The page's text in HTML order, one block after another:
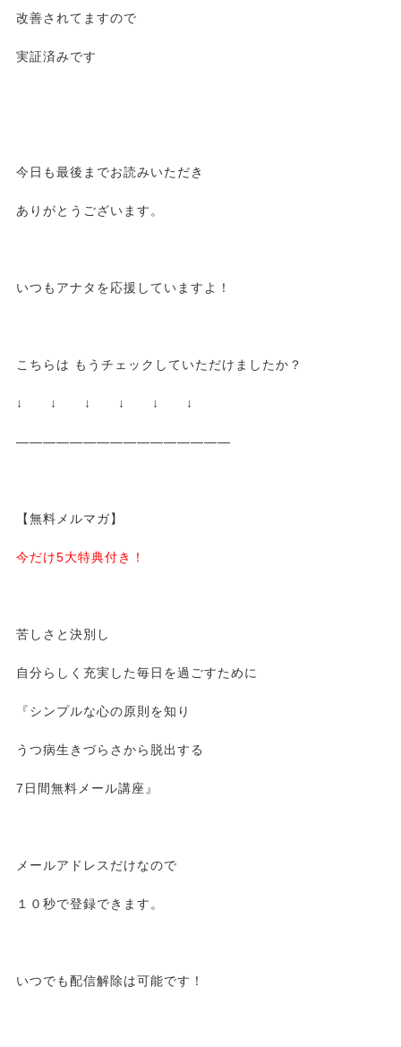
改善されてますので
実証済みです
今日も最後までお読みいただき
ありがとうございます。
いつもアナタを応援していますよ！
こちらは もうチェックしていただけましたか？
↓ ↓ ↓ ↓ ↓ ↓
————————————————
【無料メルマガ】
今だけ5大特典付き！
苦しさと決別し
自分らしく充実した毎日を過ごすために
『シンプルな心の原則を知り
うつ病生きづらさから脱出する
7日間無料メール講座』
メールアドレスだけなので
１０秒で登録できます。
いつでも配信解除は可能です！